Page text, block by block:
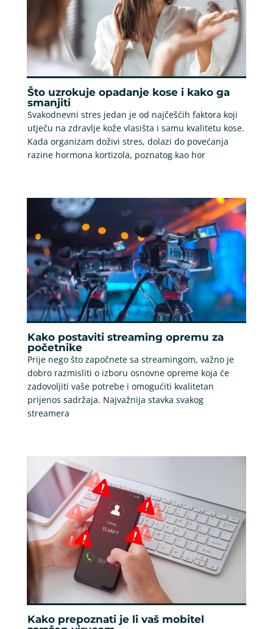
Što uzrokuje opadanje kose i kako ga
smanjiti
Svakodnevni stres jedan je od najčešćih faktora koji
utječu na zdravlje kože vlasišta i samu kvalitetu kose.
Kada organizam doživi stres, dolazi do povećanja
razine hormona kortizola, poznatog kao hor
Kako postaviti streaming opremu za
početnike
Prije nego što započnete sa streamingom, važno je
dobro razmisliti o izboru osnovne opreme koja će
zadovoljiti vaše potrebe i omogućiti kvalitetan
prijenos sadržaja. Najvažnija stavka svakog
streamera
Kako prepoznati je li vaš mobitel